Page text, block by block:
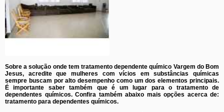
Sobre a solução onde tem tratamento dependente químico Vargem do Bom
Jesus, acredite que mulheres com vícios em substâncias químicas
sempre buscam por alto desempenho como um dos elementos principais.
É importante saber também que é um lugar para o tratamento de
dependentes químicos. Confira também abaixo mais opções acerca de:
tratamento para dependentes químicos.